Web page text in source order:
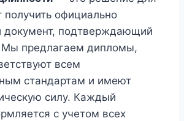
получить официально
подтверждающий
Мы предлагаем дипломы,
всем
стандартам и имеют
силу. Каждый
с учетом всех